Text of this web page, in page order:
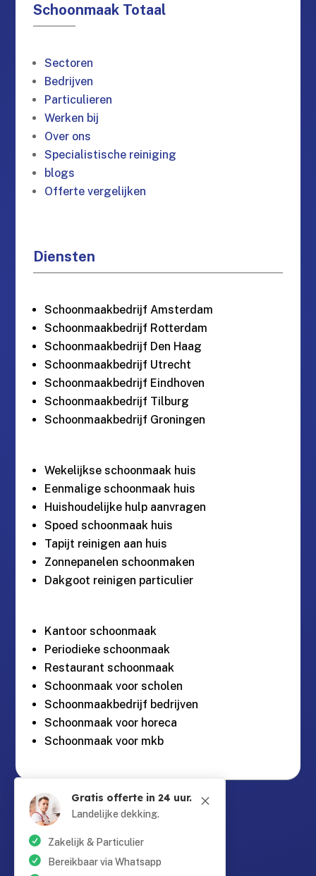
Schoonmaak Totaal
Sectoren
Bedrijven
Particulieren
Werken bij
Over ons
Specialistische reiniging
blogs
Offerte vergelijken
Diensten
Schoonmaakbedrijf Amsterdam
Schoonmaakbedrijf Rotterdam
Schoonmaakbedrijf Den Haag
Schoonmaakbedrijf Utrecht
Schoonmaakbedrijf Eindhoven
Schoonmaakbedrijf Tilburg
Schoonmaakbedrijf Groningen
Wekelijkse schoonmaak huis
Eenmalige schoonmaak huis
Huishoudelijke hulp aanvragen
Spoed schoonmaak huis
Tapijt reinigen aan huis
Zonnepanelen schoonmaken
Dakgoot reinigen particulier
Kantoor schoonmaak
Periodieke schoonmaak
Restaurant schoonmaak
Schoonmaak voor scholen
Schoonmaakbedrijf bedrijven
Schoonmaak voor horeca
Schoonmaak voor mkb

Guntersteinweg 377,
2531KA Den Haag

M
Gratis offerte in 24 uur.
Landelijke dekking.
Zakelijk & Particulier
Bereikbaar via Whatsapp